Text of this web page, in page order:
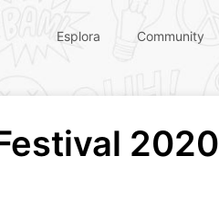
Esplora Community
2020